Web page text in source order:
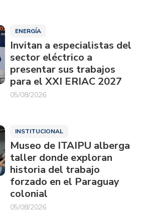
ENERGÍA
Invitan a especialistas del
sector eléctrico a
presentar sus trabajos
para el XXI ERIAC 2027
05/08/2026
INSTITUCIONAL
Museo de ITAIPU alberga
taller donde exploran
historia del trabajo
forzado en el Paraguay
colonial
05/08/2026